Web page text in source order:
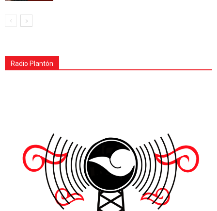
Radio Plantón